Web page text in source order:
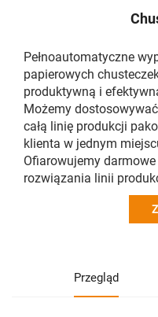
Pełnoautomatyczne
papierowych
produktywną i
Możemy
całą linię produkcji
klienta w jednym
Ofiarowujemy
rozwiązania linii
Przegląd